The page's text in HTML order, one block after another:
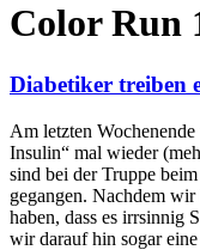
Color Run
Diabetiker treiben
Am letzten
Insulin“ mal wieder
sind bei der Truppe
gegangen. Nachdem
haben, dass es irrsinnig
wir darauf hin sogar